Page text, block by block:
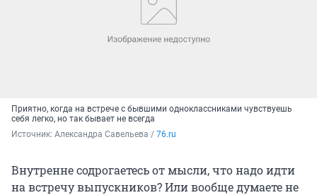
Приятно, когда на встрече с бывшими одноклассниками чувствуешь
себя легко, но так бывает не всегда
Источник: Александра Савельева / 76.ru
Внутренне содрогаетесь от мысли, что надо идти
на встречу выпускников? Или вообще думаете не